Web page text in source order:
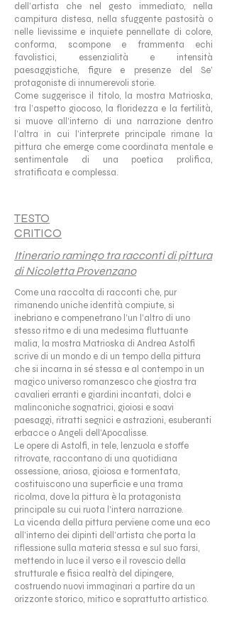
dell’artista che nel gesto immediato, nella
campitura distesa, nella sfuggente pastosità o
nelle lievissime e inquiete pennellate di colore,
conforma, scompone e frammenta echi
favolistici, essenzialità e intensità
paesaggistiche, figure e presenze del Se’
protagoniste di innumerevoli storie.
Come suggerisce il titolo, la mostra Matrioska,
tra l’aspetto giocoso, la floridezza e la fertilità,
si muove all’interno di una narrazione dentro
l’altra in cui l’interprete principale rimane la
pittura che emerge come coordinata mentale e
sentimentale di una poetica prolifica,
stratificata e complessa.
TESTO
CRITICO
Itinerario ramingo tra racconti di pittura
di Nicoletta Provenzano
Come una raccolta di racconti che, pur
rimanendo uniche identità compiute, si
inebriano e compenetrano l’un l’altro di uno
stesso ritmo e di una medesima fluttuante
malia, la mostra Matrioska di Andrea Astolfi
scrive di un mondo e di un tempo della pittura
che si incarna in sé stessa e al contempo in un
magico universo romanzesco che giostra tra
cavalieri erranti e giardini incantati, dolci e
malinconiche sognatrici, gioiosi e soavi
paesaggi, ritratti segnici e astrazioni, esuberanti
erbacce o Angeli dell’Apocalisse.
Le opere di Astolfi, in tele, lenzuola e stoffe
ritrovate, raccontano di una quotidiana
ossessione, ariosa, gioiosa e tormentata,
costituiscono una superficie e una trama
ricolma, dove la pittura è la protagonista
principale su cui ruota l’intera narrazione.
La vicenda della pittura perviene come una eco
all’interno dei dipinti dell’artista che porta la
riflessione sulla materia stessa e sul suo farsi,
mettendo in luce il verso e il rovescio della
strutturale e fisica realtà del dipingere,
costruendo nuovi immaginari a partire da un
orizzonte storico, mitico e soprattutto artistico.